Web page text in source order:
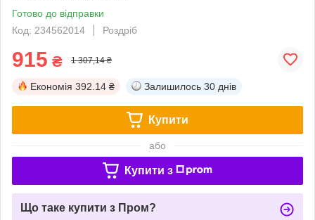
Готово до відправки
Код: 234562014
Роздріб
915 ₴ 1 307,14 ₴
Економія 392.14 ₴ Залишилось 30 днів
Купити
або
Купити з
Що таке купити з Пром?